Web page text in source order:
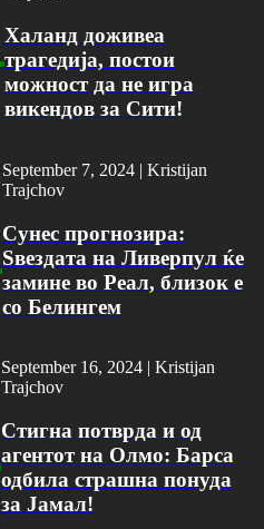
Халанд доживеа
трагедија, постои
можност да не игра
викендов за Сити!
September 7, 2024 | Kristijan
Trajchov
Сунес прогнозира:
Ѕвездата на Ливерпул ќе
замине во Реал, близок е
со Белингем
September 16, 2024 | Kristijan
Trajchov
Стигна потврда и од
агентот на Олмо: Барса
одбила страшна понуда
за Јамал!